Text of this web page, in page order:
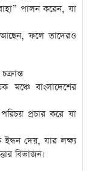
পালন করেন, যা
ফলে তাদেরও
মঞ্চে বাংলাদেশের
প্রচার করে যা
ইন্ধন দেয়, যার লক্ষ্য
বিভাজন।